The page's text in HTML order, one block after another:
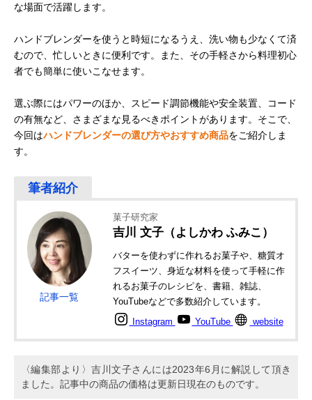
な場面で活躍します。
ハンドブレンダーを使うと時短になるうえ、洗い物も少なくて済
むので、忙しいときに便利です。また、その手軽さから料理初心
者でも簡単に使いこなせます。
選ぶ際にはパワーのほか、スピード調節機能や安全装置、コード
の有無など、さまざまな見るべきポイントがあります。そこで、
今回はハンドブレンダーの選び方やおすすめ商品をご紹介しま
す。
記事一覧
菓子研究家
吉川 文子（よしかわ ふみこ）
バターを使わずに作れるお菓子や、糖質オ
フスイーツ、身近な材料を使って手軽に作
れるお菓子のレシピを、書籍、雑誌、
YouTubeなどで多数紹介しています。
Instagram YouTube website
〈編集部より〉吉川文子さんには2023年6月に解説して頂き
ました。記事中の商品の価格は更新日現在のものです。